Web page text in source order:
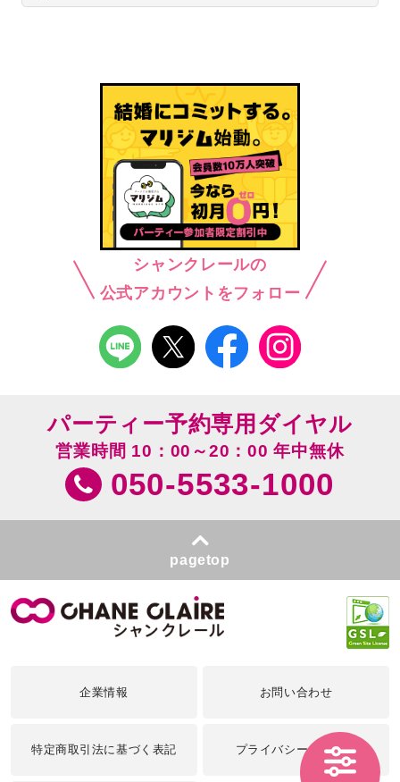
シャンクレールの
公式アカウントをフォロー
パーティー予約専用ダイヤル
営業時間 10：00～20：00 年中無休
050-5533-1000
pagetop
企業情報 お問い合わせ
特定商取引法に基づく表記 プライバシーポリシー